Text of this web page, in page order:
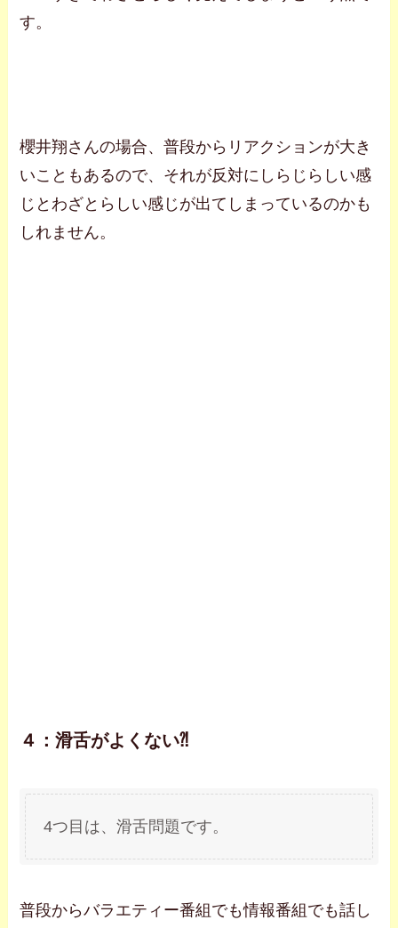
す。
櫻井翔さんの場合、普段からリアクションが大き
いこともあるので、それが反対にしらじらしい感
じとわざとらしい感じが出てしまっているのかも
しれません。
４：滑舌がよくない⁈
4つ目は、滑舌問題です。
普段からバラエティー番組でも情報番組でも話し